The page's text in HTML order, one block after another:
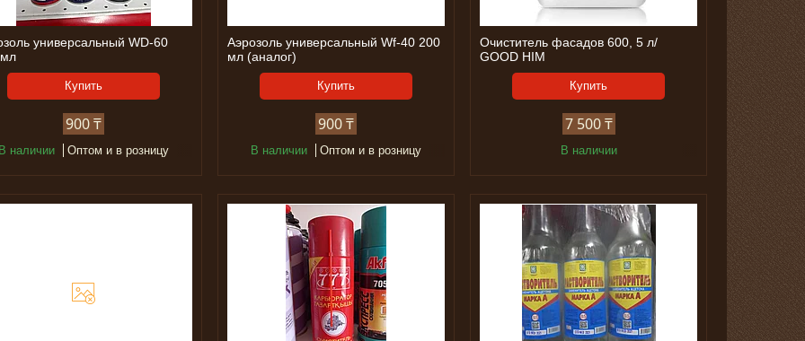
универсальный WD-60
Купить
900 ₸
наличии Оптом и в розницу
Аэрозоль универсальный Wf-40 200
мл (аналог)
Купить
900 ₸
В наличии Оптом и в розницу
Очиститель фасадов 600, 5 л/
GOOD HIM
Купить
7 500 ₸
В наличии